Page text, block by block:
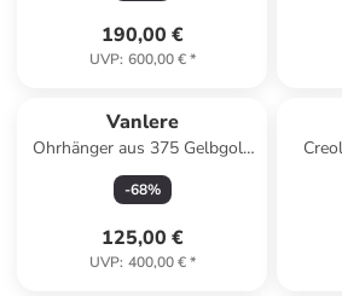
190,00 €
UVP: 600,00 €*
Vanlere
Ohrhänger aus 375 Gelbgold
mit Topas
-68%
125,00 €
UVP: 400,00 €*